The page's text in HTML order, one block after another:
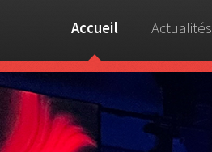
Accueil Actualités